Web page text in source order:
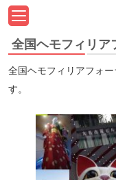
全国ヘモフィリア
全国ヘモフィリアフォ
す。